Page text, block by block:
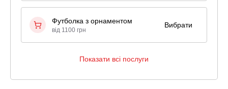
Футболка з орнаментом
від 1100 грн
Вибрати
Показати всі послуги